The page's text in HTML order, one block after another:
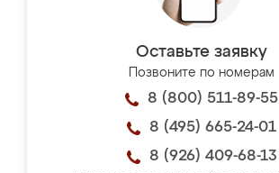
Оставьте заявку
Позвоните по номерам
8 (800) 511-89-55
8 (495) 665-24-01
8 (926) 409-68-13